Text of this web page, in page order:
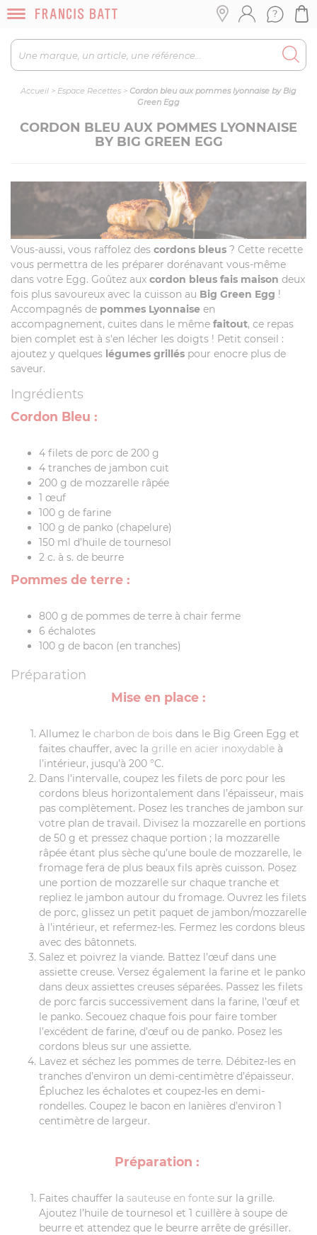
Accueil > Espace Recettes > Cordon bleu aux pommes lyonnaise by Big
Green Egg
CORDON BLEU AUX POMMES LYONNAISE
BY BIG GREEN EGG
Vous-aussi, vous raffolez des cordons bleus ? Cette recette
vous permettra de les préparer dorénavant vous-même
dans votre Egg. Goûtez aux cordon bleus fais maison deux
fois plus savoureux avec la cuisson au Big Green Egg !
Accompagnés de pommes Lyonnaise en
accompagnement, cuites dans le même faitout, ce repas
bien complet est à s'en lécher les doigts ! Petit conseil :
ajoutez y quelques légumes grillés pour enocre plus de
saveur.
Ingrédients
Cordon Bleu :
4 filets de porc de 200 g
4 tranches de jambon cuit
200 g de mozzarelle râpée
1 œuf
100 g de farine
100 g de panko (chapelure)
150 ml d’huile de tournesol
2 c. à s. de beurre
Pommes de terre :
800 g de pommes de terre à chair ferme
6 échalotes
100 g de bacon (en tranches)
Préparation
Mise en place :
Allumez le charbon de bois dans le Big Green Egg et
faites chauffer, avec la grille en acier inoxydable à
l’intérieur, jusqu’à 200 °C.
Dans l’intervalle, coupez les filets de porc pour les
cordons bleus horizontalement dans l’épaisseur, mais
pas complètement. Posez les tranches de jambon sur
votre plan de travail. Divisez la mozzarelle en portions
de 50 g et pressez chaque portion ; la mozzarelle
râpée étant plus sèche qu’une boule de mozzarelle, le
fromage fera de plus beaux fils après cuisson. Posez
une portion de mozzarelle sur chaque tranche et
repliez le jambon autour du fromage. Ouvrez les filets
de porc, glissez un petit paquet de jambon/mozzarelle
à l’intérieur, et refermez-les. Fermez les cordons bleus
avec des bâtonnets.
Salez et poivrez la viande. Battez l’œuf dans une
assiette creuse. Versez également la farine et le panko
dans deux assiettes creuses séparées. Passez les filets
de porc farcis successivement dans la farine, l’œuf et
le panko. Secouez chaque fois pour faire tomber
l’excédent de farine, d’œuf ou de panko. Posez les
cordons bleus sur une assiette.
Lavez et séchez les pommes de terre. Débitez-les en
tranches d’environ un demi-centimètre d’épaisseur.
Épluchez les échalotes et coupez-les en demi-
rondelles. Coupez le bacon en lanières d’environ 1
centimètre de largeur.
Préparation :
Faites chauffer la sauteuse en fonte sur la grille.
Ajoutez l’huile de tournesol et 1 cuillère à soupe de
beurre et attendez que le beurre arrête de grésiller.